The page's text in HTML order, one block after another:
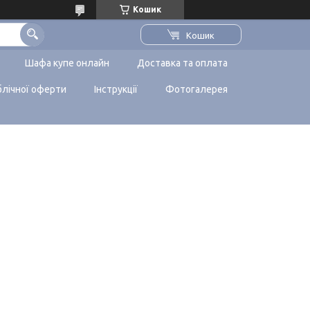
Кошик
Кошик
Шафа купе онлайн Доставка та оплата
оферти Інструкції Фотогалерея